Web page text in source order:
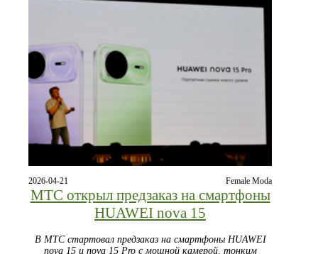
2026-04-21 Female Moda
МТС открыл предзаказ на смартфоны
HUAWEI nova 15
В МТС стартовал предзаказ на смартфоны HUAWEI
nova 15 и nova 15 Pro с мощной камерой, тонким